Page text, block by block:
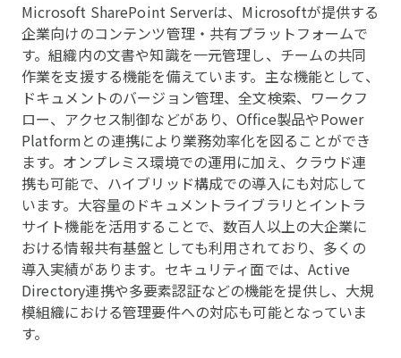
Microsoft SharePoint Serverは、Microsoftが提供する
企業向けのコンテンツ管理・共有プラットフォームで
す。組織内の文書や知識を一元管理し、チームの共同
作業を支援する機能を備えています。主な機能として、
ドキュメントのバージョン管理、全文検索、ワークフ
ロー、アクセス制御などがあり、Office製品やPower
Platformとの連携により業務効率化を図ることができ
ます。オンプレミス環境での運用に加え、クラウド連
携も可能で、ハイブリッド構成での導入にも対応して
います。大容量のドキュメントライブラリとイントラ
サイト機能を活用することで、数百人以上の大企業に
おける情報共有基盤としても利用されており、多くの
導入実績があります。セキュリティ面では、Active
Directory連携や多要素認証などの機能を提供し、大規
模組織における管理要件への対応も可能となっていま
す。